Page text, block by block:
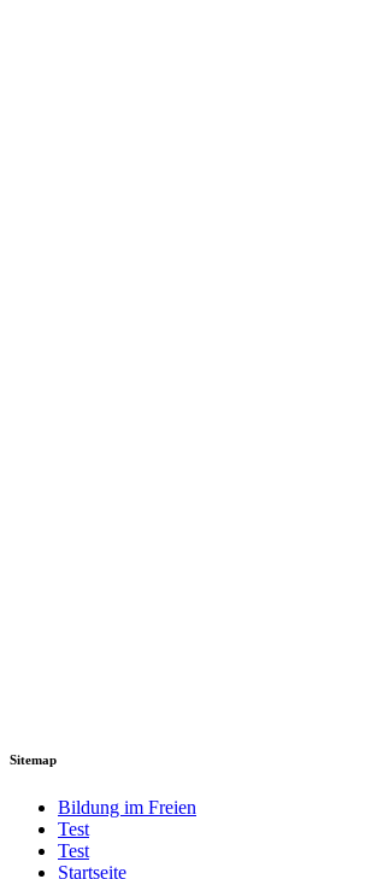
Sitemap
Bildung im Freien
Test
Test
Startseite